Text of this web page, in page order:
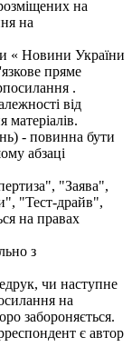
на
на
« Новини України
пряме
.
від
матеріалів.
- повинна бути
абзаці
"Заява",
"Тест-драйв",
на правах
з
чи наступне
на
забороняється.
є автор